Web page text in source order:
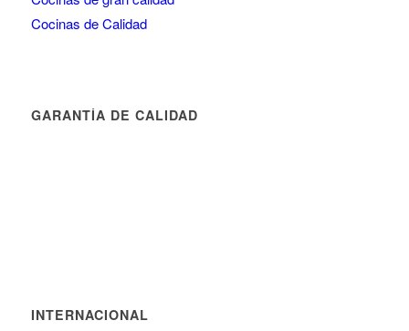
Cocinas de Calidad
GARANTÍA DE CALIDAD
INTERNACIONAL